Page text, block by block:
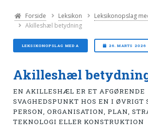
Forside Leksikon
Leksikonopslag
Akilleshæl betydning
LEKSIKONOPSLAG MED A 26. MARTS 2026
Akilleshæl
EN AKILLESHÆL ER ET AFGØRENDE
SVAGHEDSPUNKT HOS EN I ØVRIGT
PERSON, ORGANISATION, PLAN,
TEKNOLOGI ELLER KONSTRUKTION